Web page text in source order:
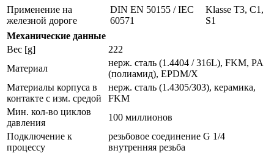
Применение на
железной дороге
DIN EN 50155 / IEC
60571
Klasse T3, C1,
S1
Механические данные
Вес [g]
222
Материал
нерж. сталь (1.4404 / 316L), FKM, PA
(полиамид), EPDM/X
Материалы корпуса в
контакте с изм. средой
нерж. сталь (1.4305/303), керамика,
FKM
Мин. кол-во циклов
давления
100 миллионов
Подключение к
процессу
резьбовое соединение G 1/4
внутренняя резьба